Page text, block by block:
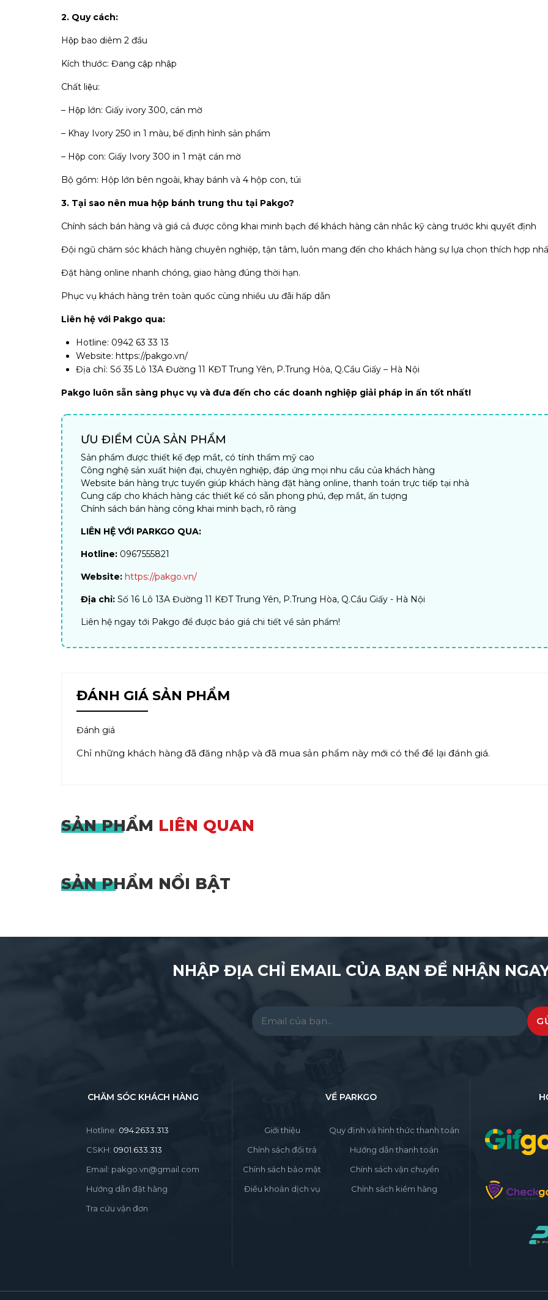
2. Quy cách:
Hộp bao diêm 2 đầu
Kích thước: Đang cập nhập
Chất liệu:
– Hộp lớn: Giấy ivory 300, cán mờ
– Khay Ivory 250 in 1 màu, bế định hình sản phẩm
– Hộp con: Giấy Ivory 300 in 1 mặt cán mờ
Bộ gồm: Hộp lớn bên ngoài, khay bánh và 4 hộp con, túi
3. Tại sao nên mua hộp bánh trung thu tại Pakgo?
Chính sách bán hàng và giá cả được công khai minh bạch để khách hàng cân nhắc kỹ càng trước khi quyết định
Đội ngũ chăm sóc khách hàng chuyên nghiệp, tận tâm, luôn mang đến cho khách hàng sự lựa chọn thích hợp
Đặt hàng online nhanh chóng, giao hàng đúng thời hạn.
Phục vụ khách hàng trên toàn quốc cùng nhiều ưu đãi hấp dẫn
Liên hệ với Pakgo qua:
Hotline: 0942 63 33 13
Website: https://pakgo.vn/
Địa chỉ: Số 35 Lô 13A Đường 11 KĐT Trung Yên, P.Trung Hòa, Q.Cầu Giấy – Hà Nội
Pakgo luôn sẵn sàng phục vụ và đưa đến cho các doanh nghiệp giải pháp in ấn tốt nhất!
ƯU ĐIỂM CỦA SẢN PHẨM
Sản phẩm được thiết kế đẹp mắt, có tính thẩm mỹ cao
Công nghệ sản xuất hiện đại, chuyên nghiệp, đáp ứng mọi nhu cầu của khách hàng
Website bán hàng trực tuyến giúp khách hàng đặt hàng online, thanh toán trực tiếp tại nhà
Cung cấp cho khách hàng các thiết kế có sẵn phong phú, đẹp mắt, ấn tượng
Chính sách bán hàng công khai minh bạch, rõ ràng
LIÊN HỆ VỚI PARKGO QUA:
Hotline: 0967555821
Website: https://pakgo.vn/
Địa chỉ: Số 16 Lô 13A Đường 11 KĐT Trung Yên, P.Trung Hòa, Q.Cầu Giấy - Hà Nội
Liên hệ ngay tới Pakgo để được báo giá chi tiết về sản phẩm!
ĐÁNH GIÁ SẢN PHẨM
Đánh giá
Chỉ những khách hàng đã đăng nhập và đã mua sản phẩm này mới có thể để lại đánh giá.
SẢN PHẨM LIÊN QUAN
SẢN PHẨM NỔI BẬT
NHẬP ĐỊA CHỈ EMAIL CỦA BẠN ĐỂ NHẬN
Please leave this field empty.
CHĂM SÓC KHÁCH HÀNG
Hotline: 094.2633.313
CSKH: 0901.633.313
Email: pakgo.vn@gmail.com
Hướng dẫn đặt hàng
Tra cứu vận đơn
VỀ PARKGO
Giới thiệu
Chính sách đổi trả
Chính sách bảo mật
Điều khoản dịch vụ
Quy định và hình thức thanh toán
Hướng dẫn thanh toán
Chính sách vận chuyển
Chính sách kiểm hàng